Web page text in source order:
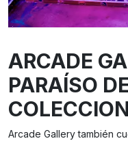
ARCADE
PARAÍSO
Arcade Gallery también